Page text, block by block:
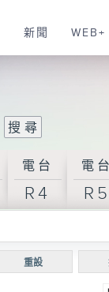
新聞 WEB+
電台
R4
電台
R5
重設